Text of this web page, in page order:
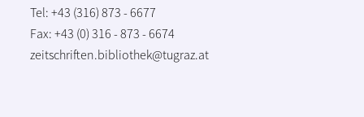
Tel: +43 (316) 873 - 6677
Fax: +43 (0) 316 - 873 - 6674
zeitschriften.bibliothek@tugraz.at